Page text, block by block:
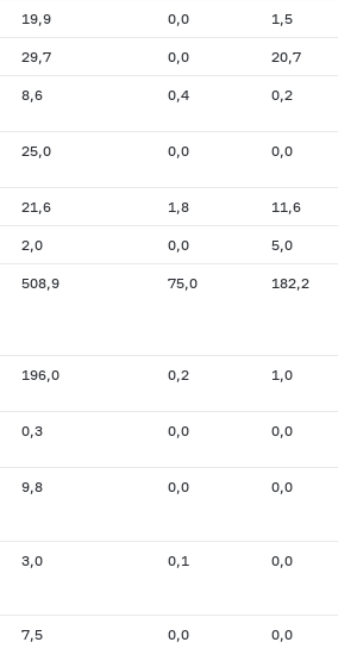
19,9 0,0 1,5
29,7 0,0 20,7
8,6 0,4 0,2
25,0 0,0 0,0
21,6 1,8 11,6
2,0 0,0 5,0
508,9 75,0 182,2
196,0 0,2 1,0
0,3 0,0 0,0
9,8 0,0 0,0
3,0 0,1 0,0
7,5 0,0 0,0